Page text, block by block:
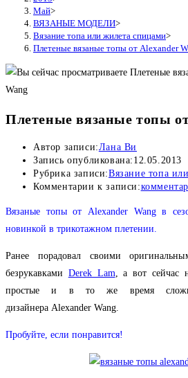
Май>
ВЯЗАНЫЕ МОДЕЛИ>
Вязание топа или жилета спицами>
Плетеные вязаные топы от Alexander
Плетеные вязаные топы
Автор записи:Лана Ви
Запись опубликована: 12.05.2013
Рубрика записи:Вязание топа
Комментарии к записи:
Вязаные топы от Alexander Wang в
новинкой в трикотажном плетении.
Ранее порадовал своими
безрукавками Derek Lam, а вот сейчас
простые и в то же время
дизайнера Alexander Wang.
Пробуйте, если понравится!